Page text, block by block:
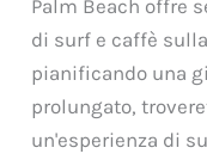
Palm Beach offre
di surf e caffè
pianificando una
prolungato,
un'esperienza di